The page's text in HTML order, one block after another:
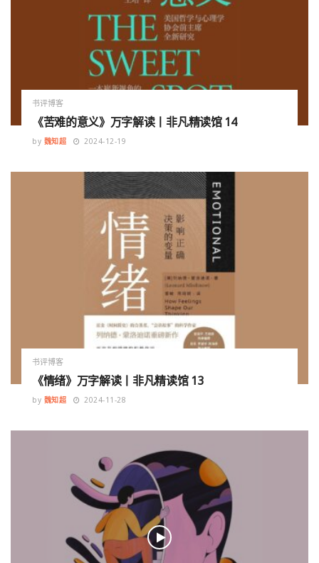
书评博客
《苦难的意义》万字解读丨非凡精读馆 14
by 魏知超 2024-12-19
书评博客
《情绪》万字解读丨非凡精读馆 13
by 魏知超 2024-11-28